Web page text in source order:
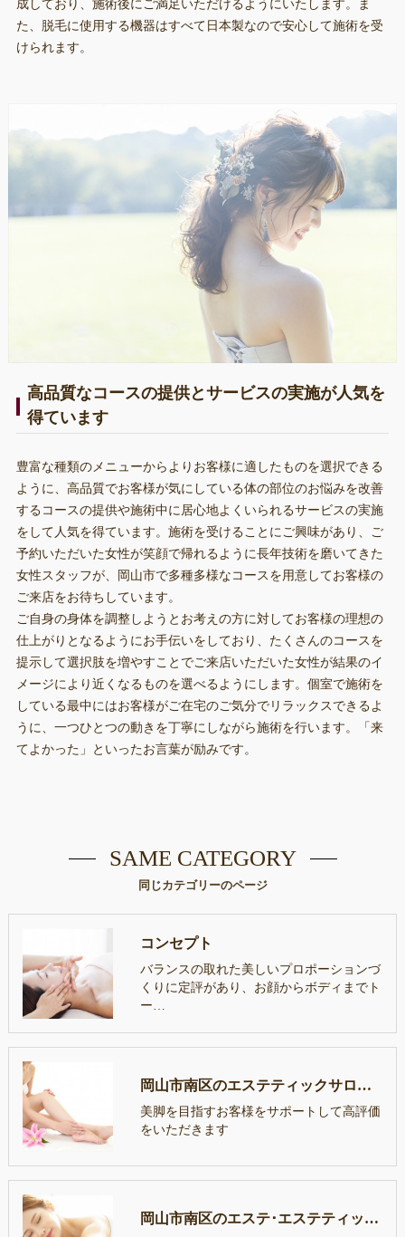
成しており、施術後にご満足いただけるようにいたします。ま
た、脱毛に使用する機器はすべて日本製なので安心して施術を受
けられます。
高品質なコースの提供とサービスの実施が人気を
得ています
豊富な種類のメニューからよりお客様に適したものを選択できる
ように、高品質でお客様が気にしている体の部位のお悩みを改善
するコースの提供や施術中に居心地よくいられるサービスの実施
をして人気を得ています。施術を受けることにご興味があり、ご
予約いただいた女性が笑顔で帰れるように長年技術を磨いてきた
女性スタッフが、岡山市で多種多様なコースを用意してお客様の
ご来店をお待ちしています。
ご自身の身体を調整しようとお考えの方に対してお客様の理想の
仕上がりとなるようにお手伝いをしており、たくさんのコースを
提示して選択肢を増やすことでご来店いただいた女性が結果のイ
メージにより近くなるものを選べるようにします。個室で施術を
している最中にはお客様がご在宅のご気分でリラックスできるよ
うに、一つひとつの動きを丁寧にしながら施術を行います。「来
てよかった」といったお言葉が励みです。
同じカテゴリーのページ
SAME CATEGORY
コンセプト
バランスの取れた美しいプロポーションづ
くりに定評があり、お顔からボディまでト
ー…
岡山市南区のエステティックサロンLutellaの口コミ情報
美脚を目指すお客様をサポートして高評価
をいただきます
岡山市南区のエステ･エステティックサロンLutellaのお客様の声